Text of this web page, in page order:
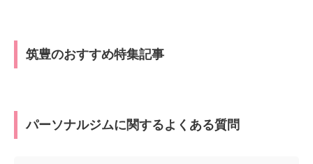
筑豊のおすすめ特集記事
パーソナルジムに関するよくある質問